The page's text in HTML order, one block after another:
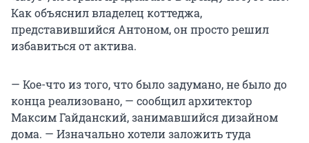
Как объяснил владелец коттеджа,
представившийся Антоном, он просто решил
избавиться от актива.
— Кое-что из того, что было задумано, не было до
конца реализовано, — сообщил архитектор
Максим Гайданский, занимавшийся дизайном
дома. — Изначально хотели заложить туда